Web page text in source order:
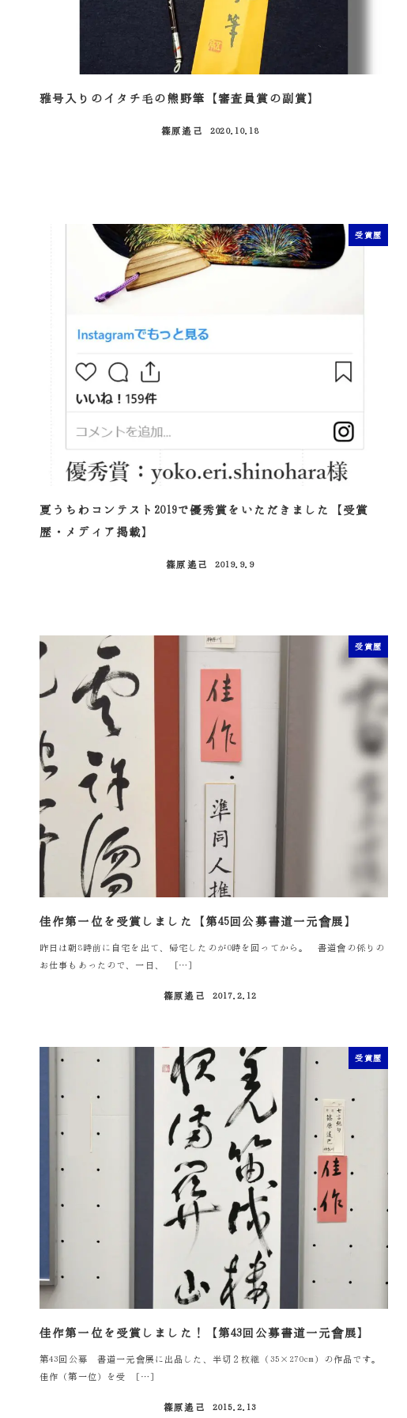
雅号入りのイタチ毛の熊野筆【審査員賞の副賞】
篠原遙己
2020.10.18
受賞歴
夏うちわコンテスト2019で優秀賞をいただきました【受賞
歴・メディア掲載】
篠原遙己
2019.9.9
受賞歴
佳作第一位を受賞しました【第45回公募書道一元會展】
昨日は朝8時前に自宅を出て、帰宅したのが0時を回ってから。 書道會の係りの
お仕事もあったので、一日、 […]
篠原遙己
2017.2.12
受賞歴
佳作第一位を受賞しました！【第43回公募書道一元會展】
第43回公募 書道一元會展に出品した、半切２枚継（35×270cm）の作品です。
佳作（第一位）を受 […]
篠原遙己
2015.2.13